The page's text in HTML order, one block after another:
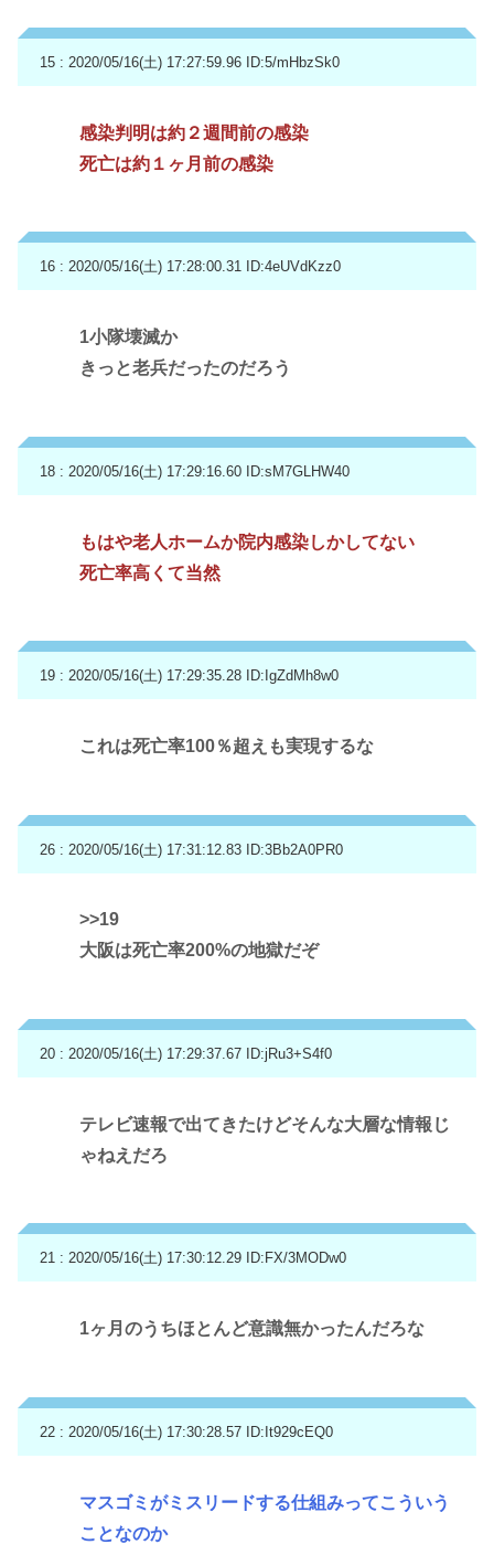
15 : 2020/05/16(土) 17:27:59.96 ID:5/mHbzSk0
感染判明は約２週間前の感染
死亡は約１ヶ月前の感染
16 : 2020/05/16(土) 17:28:00.31 ID:4eUVdKzz0
1小隊壊滅か
きっと老兵だったのだろう
18 : 2020/05/16(土) 17:29:16.60 ID:sM7GLHW40
もはや老人ホームか院内感染しかしてない
死亡率高くて当然
19 : 2020/05/16(土) 17:29:35.28 ID:IgZdMh8w0
これは死亡率100％超えも実現するな
26 : 2020/05/16(土) 17:31:12.83 ID:3Bb2A0PR0
>>19
大阪は死亡率200%の地獄だぞ
20 : 2020/05/16(土) 17:29:37.67 ID:jRu3+S4f0
テレビ速報で出てきたけどそんな大層な情報じ
ゃねえだろ
21 : 2020/05/16(土) 17:30:12.29 ID:FX/3MODw0
1ヶ月のうちほとんど意識無かったんだろな
22 : 2020/05/16(土) 17:30:28.57 ID:It929cEQ0
マスゴミがミスリードする仕組みってこういう
ことなのか